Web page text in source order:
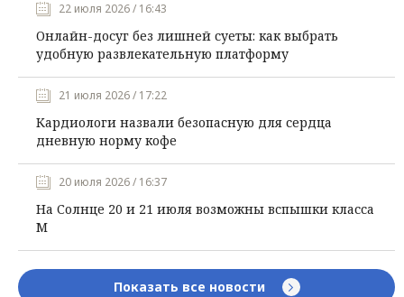
22 июля 2026 / 16:43
Онлайн-досуг без лишней суеты: как выбрать
удобную развлекательную платформу
21 июля 2026 / 17:22
Кардиологи назвали безопасную для сердца
дневную норму кофе
20 июля 2026 / 16:37
На Солнце 20 и 21 июля возможны вспышки класса
М
Показать все новости